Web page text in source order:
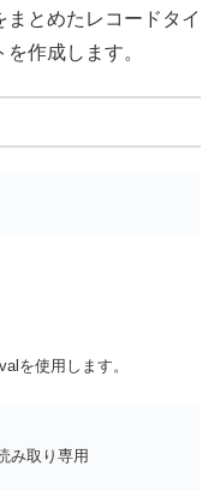
とめたレコードタイ
作成します。
を使用します。
み取り専用